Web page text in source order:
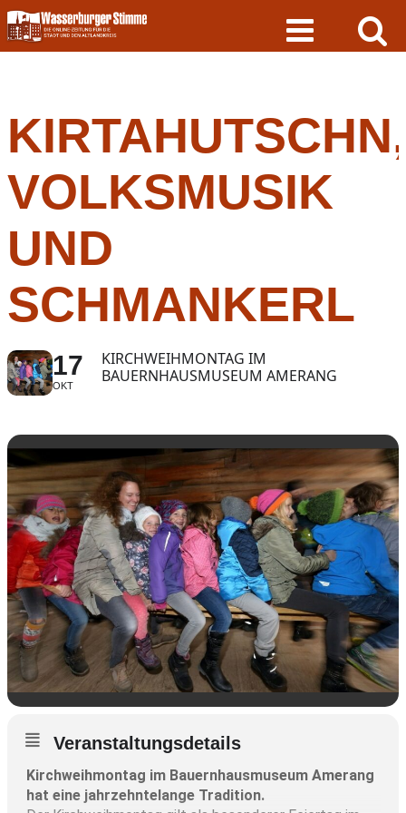
Skip
to
content
KIRTAHUTSCHN,
VOLKSMUSIK
UND
SCHMANKERL
17
OKT
KIRCHWEIHMONTAG IM
BAUERNHAUSMUSEUM AMERANG
Veranstaltungsdetails
Kirchweihmontag im Bauernhausmuseum Amerang
hat eine jahrzehntelange Tradition.